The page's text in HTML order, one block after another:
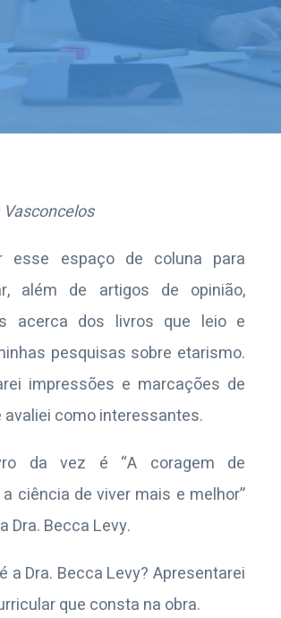
esse espaço de coluna para
além de artigos de opinião,
acerca dos livros que leio e
pesquisas sobre etarismo.
impressões e marcações de
como interessantes.
da vez é “A coragem de
ciência de viver mais e melhor”
Dra. Becca Levy.
a Dra. Becca Levy? Apresentarei
que consta na obra.